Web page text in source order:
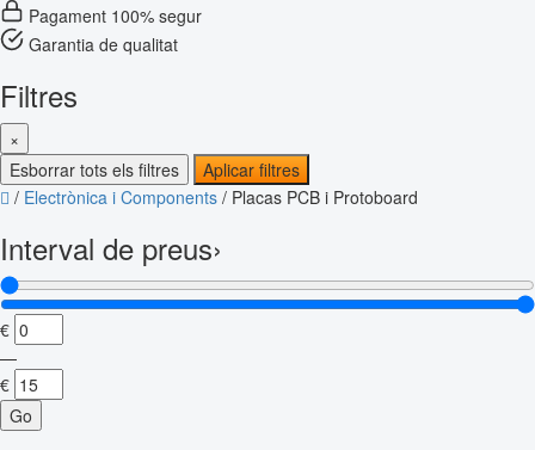
Pagament 100% segur
Garantia de qualitat
Filtres
×
Esborrar tots els filtres
Aplicar filtres
/ Electrònica i Components / Placas PCB i Protoboard
Interval de preus›
€
—
€
Go